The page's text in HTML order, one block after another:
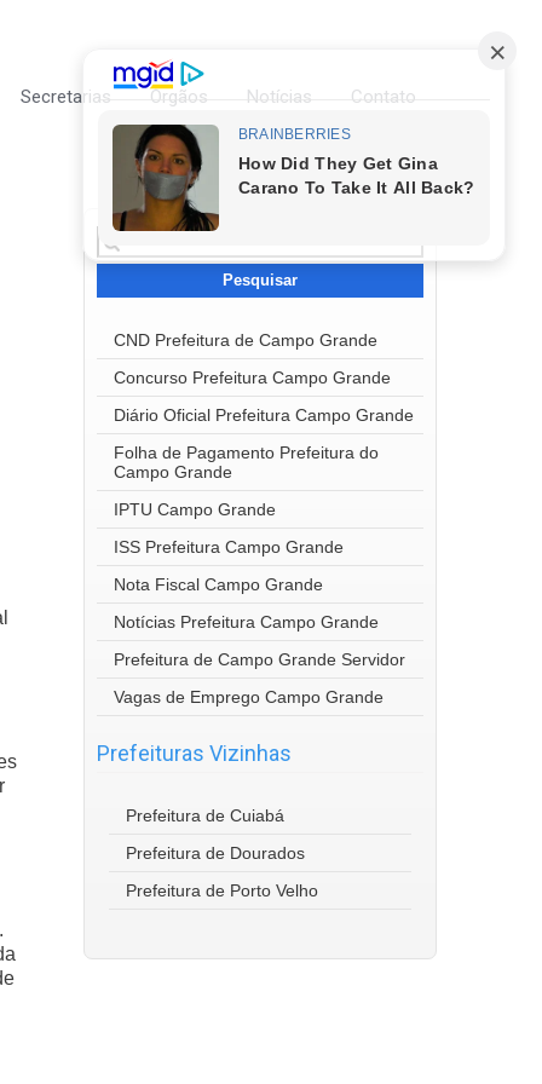
Secretarias Órgãos Notícias Contato
Pesquisar
por:
CND Prefeitura de Campo Grande
Concurso Prefeitura Campo Grande
Diário Oficial Prefeitura Campo Grande
Folha de Pagamento Prefeitura do
Campo Grande
IPTU Campo Grande
ISS Prefeitura Campo Grande
Nota Fiscal Campo Grande
Notícias Prefeitura Campo Grande
Prefeitura de Campo Grande Servidor
Vagas de Emprego Campo Grande
Prefeituras Vizinhas
Prefeitura de Cuiabá
Prefeitura de Dourados
Prefeitura de Porto Velho